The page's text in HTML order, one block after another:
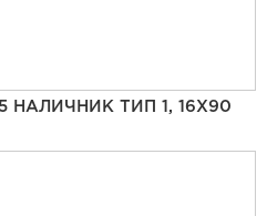
НАЛИЧНИК ТИП 1, 16Х90